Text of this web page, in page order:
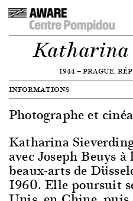
Katharina
1944—PRAGUE,
INFORMATIONS
Photographe et
Katharina
avec Joseph Beuys à
beaux-arts de
1960. Elle poursuit